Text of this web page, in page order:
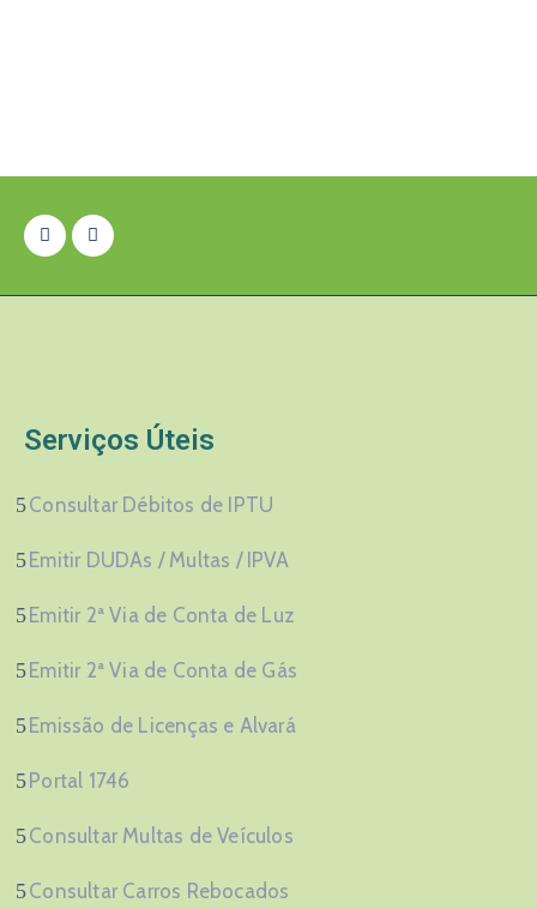
Serviços Úteis
Consultar Débitos de IPTU
Emitir DUDAs / Multas / IPVA
Emitir 2ª Via de Conta de Luz
Emitir 2ª Via de Conta de Gás
Emissão de Licenças e Alvará
Portal 1746
Consultar Multas de Veículos
Consultar Carros Rebocados